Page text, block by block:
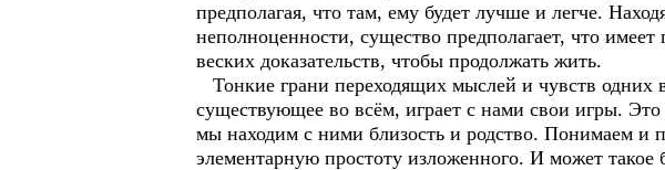
предполагая, что там, ему будет лучше и легче.
неполноценности, существо предполагает, что
веских доказательств, чтобы продолжать жить.
Тонкие грани переходящих мыслей и чувств одних
существующее во всём, играет с нами свои игры.
мы находим с ними близость и родство. Понимаем и
элементарную простоту изложенного. И может